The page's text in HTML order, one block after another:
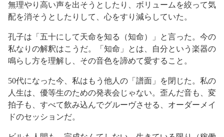
無理やり高い声を出そうとしたり、ボリュームを絞って気
配を消そうとしたりして、心をすり減らしていた。
孔子は「五十にして天命を知る（知命）」と言った。今の
私なりの解釈はこうだ。「知命」とは、自分という楽器の
鳴らし方を理解し、その音色を諦めて愛すること。
50代になった今、私はもう他人の「譜面」を閉じた。私の
人生は、優等生のための発表会じゃない。歪んだ音も、変
拍子も、すべて飲み込んでグルーヴさせる、オーダーメイ
ドのセッションだ。